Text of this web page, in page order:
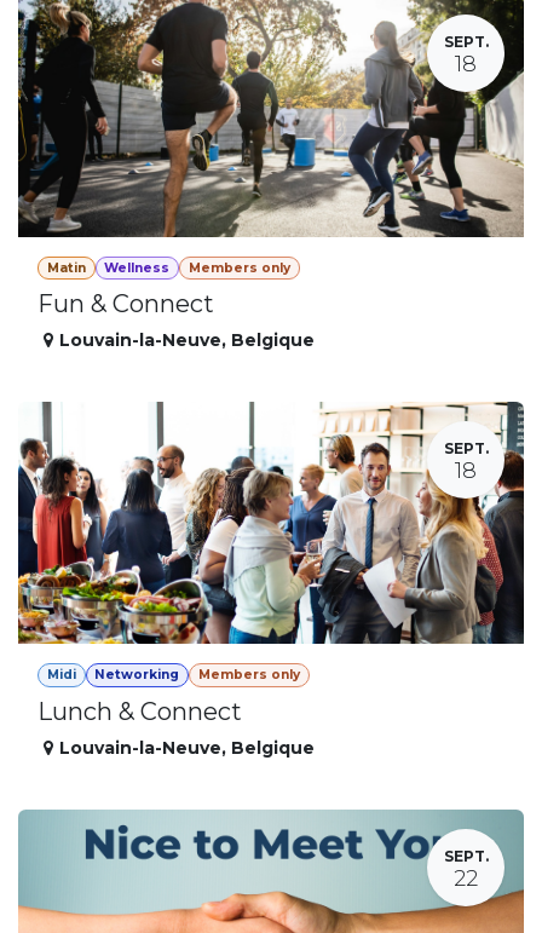
SEPT.
18
Matin Wellness Members only
Fun & Connect
Louvain-la-Neuve, Belgique
SEPT.
18
Midi Networking Members only
Lunch & Connect
Louvain-la-Neuve, Belgique
SEPT.
22